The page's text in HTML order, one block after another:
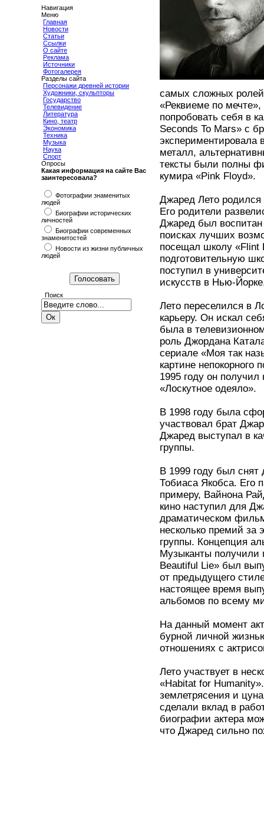
Навигация
Меню
Главная
Новости
Статьи
Ссылки
О сайте
Реклама
Источники
Фотогалерея
Разделы сайта
Персонажи древней истории
Художники, скульпторы
Государство
Телевидение
Литература
Кино, театр
Экономика
Техника
Музыка
Наука
Спорт
Опросы
Какая информация на сайте Вас
заинтересовала?
Фотографии знаменитых
людей
Биографии исторических
личностей
Биографии современных
знаменитостей
Новости из жизни публичных
людей
Поиск
самых сложных
«Реквиеме по
попробовать себя в
Seconds To Mars» с
экспериментировала
металл,
тексты были полны
кумира «Pink Floyd».
Джаред Лето родился
Его родители
Джаред был
поисках лучших
посещал школу «Flint
подготовительную
поступил в
искусств в Нью-
Лето переселился в
карьеру. Он искал
была в
роль Джордана
сериале «Моя так
картине непокорного
1995 году он
«Лоскутное одеяло».
В 1998 году была
участвовал брат
Джаред выступал в
группы.
В 1999 году был
Тобиаса Якобса. Его
примеру, Вайнона
кино наступил для
драматическом
несколько премий
группы. Концепция
Музыканты получили
Beautiful Lie» был
от предыдущего
настоящее время
альбомов по всему
На данный момент
бурной личной
отношениях с
Лето участвует в
«Habitat for
землетрясения и
сделали вклад в
биографии актера
что Джаред сильно